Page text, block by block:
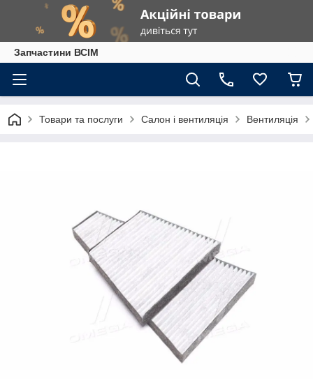
Запчастини ВСІМ
Товари та послуги Салон і вентиляція Вентиляція